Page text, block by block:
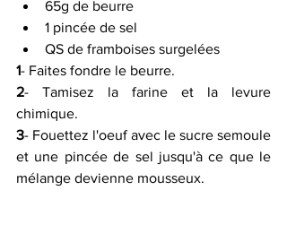
65g de beurre
1 pincée de sel
QS de framboises surgelées
1- Faites fondre le beurre.
2- Tamisez la farine et la levure
chimique.
3- Fouettez l'oeuf avec le sucre semoule
et une pincée de sel jusqu'à ce que le
mélange devienne mousseux.